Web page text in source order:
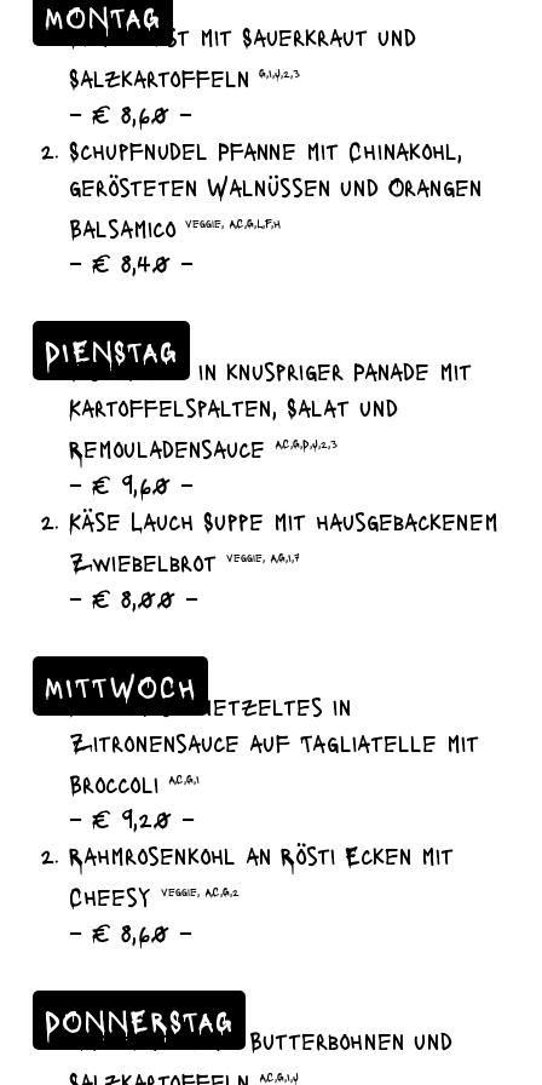
MONTAG
Bratwurst mit Sauerkraut und
Salzkartoffeln
G,I,J,2,3
– € 8,60 –
Schupfnudel Pfanne mit Chinakohl,
gerösteten Walnüssen und Orangen
Balsamico veggie, A,C,G,L,F,H
– € 8,40 –
DIENSTAG
Fischfilet in knuspriger Panade mit
Kartoffelspalten, Salat und
Remouladensauce
A,C,G,D,J,2,3
– € 9,60 –
Käse Lauch Suppe mit hausgebackenem
Zwiebelbrot
veggie, A,G,I,7
– € 8,00 –
MITTWOCH
Putengeschnetzeltes in
Zitronensauce auf Tagliatelle mit
Broccoli
A,C,G,I
– € 9,20 –
Rahmrosenkohl an Rösti Ecken mit
Cheesy
veggie, A,C,G,2
– € 8,60 –
DONNERSTAG
Hackbraten mit Butterbohnen und
A,C,G,I,J